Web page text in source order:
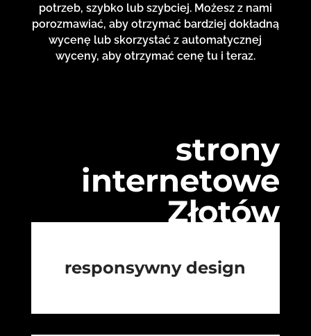
potrzeb, szybko lub szybciej. Możesz z nami
porozmawiać, aby otrzymać bardziej dokładną
wycenę lub skorzystać z automatycznej
wyceny, aby otrzymać cenę tu i teraz.
strony
internetowe
Złotów
responsywny design